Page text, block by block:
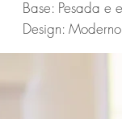
Base: Pesada e
Design: